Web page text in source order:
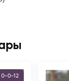
0-0-12